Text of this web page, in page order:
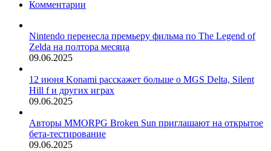
Комментарии
Nintendo перенесла премьеру фильма по The Legend of
Zelda на полтора месяца
09.06.2025
12 июня Konami расскажет больше о MGS Delta, Silent
Hill f и других играх
09.06.2025
Авторы MMORPG Broken Sun приглашают на открытое
бета-тестирование
09.06.2025